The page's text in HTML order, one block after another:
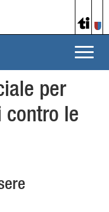
Toggle
per
contro le